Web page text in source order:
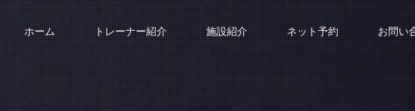
ホーム トレーナー紹介 施設紹介 ネット予約 お問い